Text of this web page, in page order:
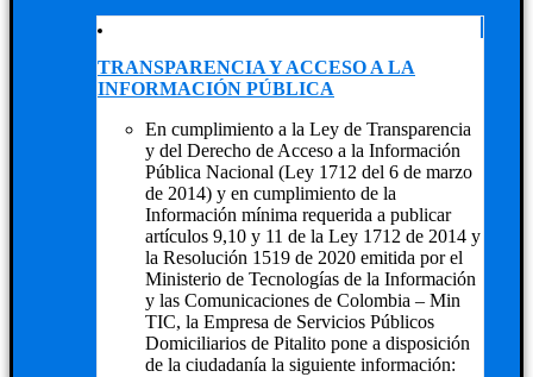
TRANSPARENCIA Y ACCESO A LA
INFORMACIÓN PÚBLICA
En cumplimiento a la Ley de Transparencia
y del Derecho de Acceso a la Información
Pública Nacional (Ley 1712 del 6 de marzo
de 2014) y en cumplimiento de la
Información mínima requerida a publicar
artículos 9,10 y 11 de la Ley 1712 de 2014 y
la Resolución 1519 de 2020 emitida por el
Ministerio de Tecnologías de la Información
y las Comunicaciones de Colombia – Min
TIC, la Empresa de Servicios Públicos
Domiciliarios de Pitalito pone a disposición
de la ciudadanía la siguiente información: